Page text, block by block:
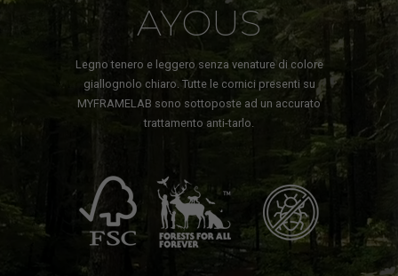
AYOUS
Legno tenero e leggero senza venature di colore
giallognolo chiaro. Tutte le cornici presenti su
MYFRAMELAB sono sottoposte ad un accurato
trattamento anti-tarlo.